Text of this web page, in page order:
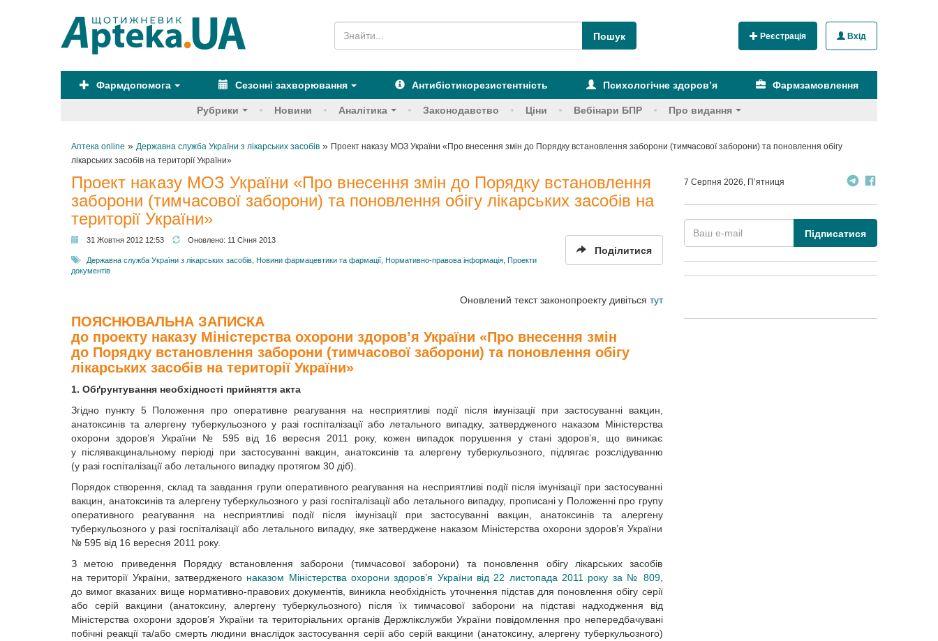
Реєстрація Вхід
Фармдопомога Сезонні захворювання Антибіотикорезистентність Психологічне здоров’я Фармзамовлення
Рубрики Новини Аналітика Законодавство Ціни Вебінари БПР Про видання
Аптека online » Державна служба України з лікарських засобів » Проект наказу МОЗ України «Про внесення змін до Порядку встановлення заборони (тимчасової заборони) та поновлення обігу
лікарських засобів на території України»
Проект наказу МОЗ України «Про внесення змін до Порядку встановлення
заборони (тимчасової заборони) та поновлення обігу лікарських засобів на
території України»
31 Жовтня 2012 12:53 Оновлено: 11 Січня 2013
Державна служба України з лікарських засобів Новини фармацевтики та фармації Нормативно-правова інформація Проекти
документів
Поділитися
Оновлений текст законопроекту дивіться тут
ПОЯСНЮВАЛЬНА ЗАПИСКА
до проекту наказу Міністерства охорони здоров’я України «Про внесення змін
до Порядку встановлення заборони (тимчасової заборони) та поновлення обігу
лікарських засобів на території України»
1. Обґрунтування необхідності прийняття акта
Згідно пункту 5 Положення про оперативне реагування на несприятливі події після імунізації при застосуванні вакцин,
анатоксинів та алергену туберкульозного у разі госпіталізації або летального випадку, затвердженого наказом Міністерства
охорони здоров’я України № 595 від 16 вересня 2011 року, кожен випадок порушення у стані здоров’я, що виникає
у післявакцинальному періоді при застосуванні вакцин, анатоксинів та алергену туберкульозного, підлягає розслідуванню
(у разі госпіталізації або летального випадку протягом 30 діб).
Порядок створення, склад та завдання групи оперативного реагування на несприятливі події після імунізації при застосуванні
вакцин, анатоксинів та алергену туберкульозного у разі госпіталізації або летального випадку, прописані у Положенні про групу
оперативного реагування на несприятливі події після імунізації при застосуванні вакцин, анатоксинів та алергену
туберкульозного у разі госпіталізації або летального випадку, яке затверджене наказом Міністерства охорони здоров’я України
№ 595 від 16 вересня 2011 року.
З метою приведення Порядку встановлення заборони (тимчасової заборони) та поновлення обігу лікарських засобів
на території України, затвердженого наказом Міністерства охорони здоров’я України від 22 листопада 2011 року за № 809,
до вимог вказаних вище нормативно-правових документів, виникла необхідність уточнення підстав для поновлення обігу серії
або серій вакцини (анатоксину, алергену туберкульозного) після їх тимчасової заборони на підставі надходження від
Міністерства охорони здоров’я України та територіальних органів Держлікслужби України повідомлення про непередбачувані
побічні реакції та/або смерть людини внаслідок застосування серії або серій вакцини (анатоксину, алергену туберкульозного)
7 Серпня 2026, П’ятниця
Підписатися